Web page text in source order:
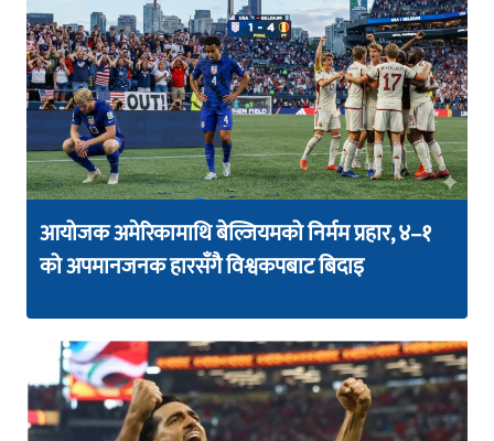
आयोजक अमेरिकामाथि बेल्जियमको निर्मम प्रहार, ४–१
को अपमानजनक हारसँगै विश्वकपबाट बिदाइ